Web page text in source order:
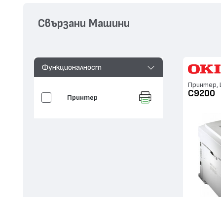
Функционалност
Принтер
Принтер,
C9200
Свързани Машини